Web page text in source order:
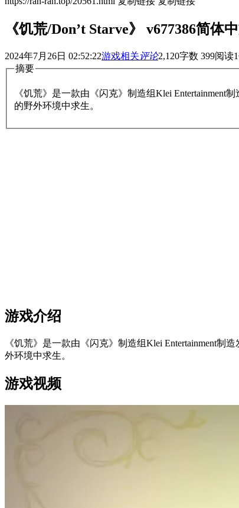
《饥荒/Don’t Starve》 v677386简体
2024年7月26日 02:52:22游戏相关评论2,120字数 399阅读
摘要
《饥荒》是一款由《闪克》制造组Klei
的野外环境中求生。
游戏介绍
《饥荒》是一款由《闪克》制造组Klei Entertainment制
外环境中求生。
游戏视频